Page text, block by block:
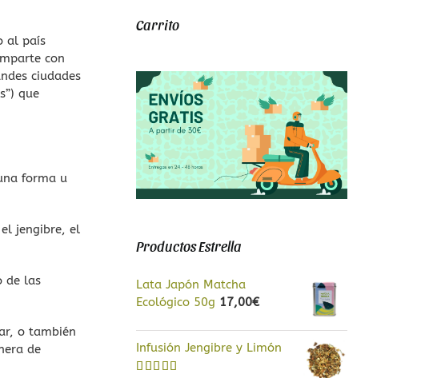
al país
con
ciudades
que
forma u
jengibre, el
de las
o también
de
Carrito
Productos Estrella
Lata Japón Matcha
Ecológico 50g 17,00€
Infusión Jengibre y Limón